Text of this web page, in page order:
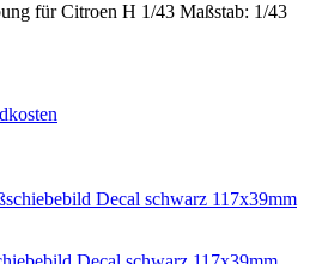
für Citroen H 1/43 Maßstab: 1/43